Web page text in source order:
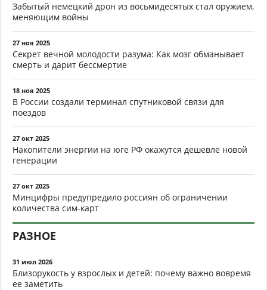
Забытый немецкий дрон из восьмидесятых стал оружием,
меняющим войны
27 ноя 2025
Секрет вечной молодости разума: Как мозг обманывает
смерть и дарит бессмертие
18 ноя 2025
В России создали терминал спутниковой связи для
поездов
27 окт 2025
Накопители энергии на юге РФ окажутся дешевле новой
генерации
27 окт 2025
Минцифры предупредило россиян об ограничении
количества сим-карт
РАЗНОЕ
31 июл 2026
Близорукость у взрослых и детей: почему важно вовремя
ее заметить